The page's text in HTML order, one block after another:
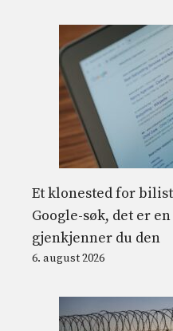
Et klonested for
Google-søk, det er
gjenkjenner du den
6. august 2026